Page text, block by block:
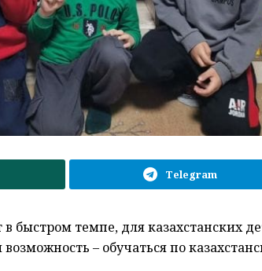
Telegram
быстром темпе, для казахстанских
– обучаться по